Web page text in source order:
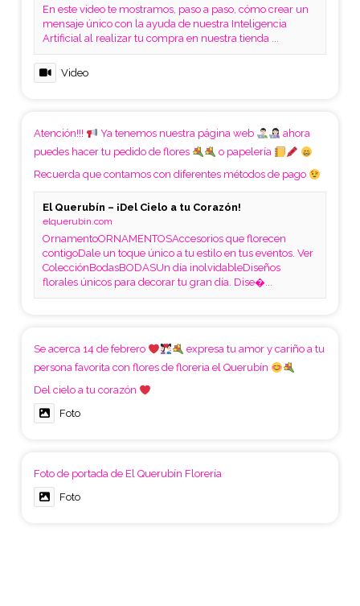
En este video te mostramos, paso a paso, cómo crear un
mensaje único con la ayuda de nuestra Inteligencia
Artificial al realizar tu compra en nuestra tienda ...
Video
Atención!!! Ya tenemos nuestra página web
ahora
puedes hacer tu pedido de flores
o papelería
Recuerda que contamos con diferentes métodos de pago
El Querubín – ¡Del Cielo a tu Corazón!
elquerubin.com
OrnamentoORNAMENTOSAccesorios que florecen
contigoDale un toque único a tu estilo en tus eventos. Ver
ColecciónBodasBODASUn día inolvidableDiseños
florales únicos para decorar tu gran día. Dise�...
Se acerca 14 de febrero
expresa tu amor y cariño a tu
persona favorita con flores de floreria el Querubín
Del cielo a tu corazón
Foto
Foto de portada de El Querubín Florería
Foto